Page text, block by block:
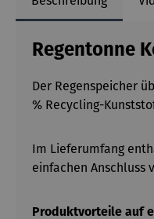
Regentonne
Der Regenspeicher
% Recycling-
Im Lieferumfang
einfachen Anschluss
Produktvorteile auf